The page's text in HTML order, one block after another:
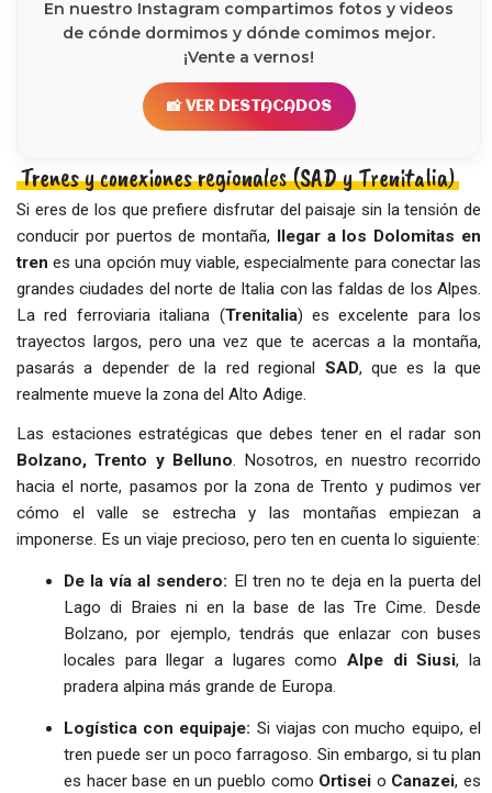
En nuestro Instagram compartimos fotos y videos
de cónde dormimos y dónde comimos mejor.
¡Vente a vernos!
📸 VER DESTACADOS
Trenes y conexiones regionales (SAD y Trenitalia)
Si eres de los que prefiere disfrutar del paisaje sin la tensión de
conducir por puertos de montaña,
llegar a los Dolomitas en
tren es una opción muy viable, especialmente para conectar las
grandes ciudades del norte de Italia con las faldas de los Alpes.
La red ferroviaria italiana (Trenitalia) es excelente para los
trayectos largos, pero una vez que te acercas a la montaña,
pasarás a depender de la red regional SAD, que es la que
realmente mueve la zona del Alto Adige.
Las estaciones estratégicas que debes tener en el radar son
Bolzano, Trento y Belluno. Nosotros, en nuestro recorrido
hacia el norte, pasamos por la zona de Trento y pudimos ver
cómo el valle se estrecha y las montañas empiezan a
imponerse. Es un viaje precioso, pero ten en cuenta lo siguiente:
De la vía al sendero: El tren no te deja en la puerta del
Lago di Braies ni en la base de las Tre Cime. Desde
Bolzano, por ejemplo, tendrás que enlazar con buses
locales para llegar a lugares como Alpe di Siusi, la
pradera alpina más grande de Europa.
Logística con equipaje: Si viajas con mucho equipo, el
tren puede ser un poco farragoso. Sin embargo, si tu plan
es hacer base en un pueblo como Ortisei o Canazei, es